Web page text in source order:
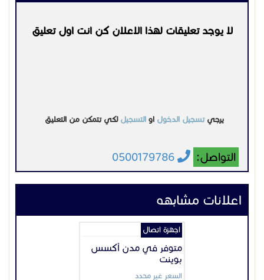
لا يوجد تعليقات لهذا الاعلان كن انت اول تعليق
يرجيتسجيل الدخول او التسجيل لكي تتمكن من التعليق
التواصل: 0500179786
اعلانات مشابهه
متوفر في مدن أكسس
بوينت
السعر غير محدد
اجهزة اتصال